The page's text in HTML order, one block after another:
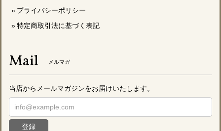
プライバシーポリシー
特定商取引法に基づく表記
Mail メルマガ
当店からメールマガジンをお届けいたします。
登録